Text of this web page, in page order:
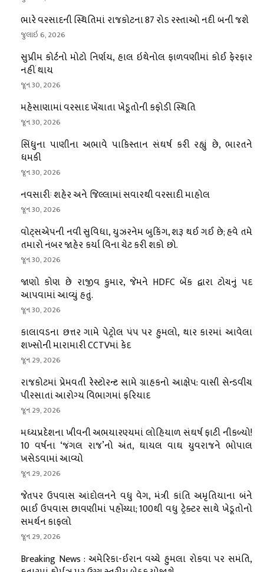
ભારે વરસાદની સ્થિતિમાં રાજકોટના 87 રોડ રસ્તાઓ નદી બની જશે
જુલાઇ 6, 2026
સુપ્રીમ કોર્ટનો મોટો નિર્ણય, હાલ ઇથેનોલ ફાળવણીમાં કોઈ ફેરફાર
નહીં થાય
જૂન 30, 2026
મહેસાણામાં વરસાદ ખેંચાતા ખેડૂતોની કફોડી સ્થિતિ
જૂન 30, 2026
સિંધુના પાણીના અભાવે પાકિસ્તાન સંઘર્ષ કરી રહ્યું છે, ભારતને
ધમકી
જૂન 30, 2026
નવસારીઃ શહેર અને જિલ્લામાં સવારથી વરસાદી માહોલ
જૂન 30, 2026
વોટ્સએપની નવી સુવિધા, યુઝરનેમ બુકિંગ, શરૂ થઈ ગઈ છે; હવે તમે
તમારો નંબર જાહેર કર્યા વિના ચેટ કરી શકો છો.
જૂન 30, 2026
જાણો કોણ છે રાજીવ કુમાર, જેમને HDFC બેંક દ્વારા ટોચનું પદ
આપવામાં આવ્યું હતું.
જૂન 30, 2026
કાલાવડના છત્તર ગામે પેટ્રોલ પંપ પર હુમલો, થાર કારમાં આવેલા
શખ્સોની મારામારી CCTVમાં કેદ
જૂન 29, 2026
રાજકોટમાં પ્રેમવતી રેસ્ટોરન્ટ સામે ગ્રાહકનો આક્ષેપ: વાસી સેન્ડવીચ
પીરસાતાં આરોગ્ય વિભાગમાં ફરિયાદ
જૂન 29, 2026
મધ્યપ્રદેશના ખીવની અભયારણ્યમાં લોહિયાળ સંઘર્ષ ફાટી નીકળ્યો!
10 વર્ષના ‘જંગલ રાજ’નો અંત, ઘાયલ વાઘ યુવરાજને ભોપાલ
ખસેડવામાં આવ્યો
જૂન 29, 2026
જેતપર ઉપવાસ આંદોલનને વધુ વેગ, મંત્રી કાંતિ અમૃતિયાના બંને
ભાઈ ઉપવાસ છાવણીમાં પહોંચ્યા; 100થી વધુ ટ્રેક્ટર સાથે ખેડૂતોનો
સમર્થન કાફલો
જૂન 29, 2026
Breaking News : અમેરિકા-ઈરાન વચ્ચે હુમલા રોકવા પર સમંતિ,